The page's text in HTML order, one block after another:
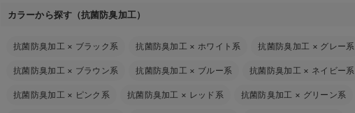
カラーから探す（抗菌防臭加工）
抗菌防臭加工 × ブラック系 抗菌防臭加工 × ホワイト系 抗菌防臭加工 × グレー系
抗菌防臭加工 × ブラウン系 抗菌防臭加工 × ブルー系 抗菌防臭加工 × ネイビー系
抗菌防臭加工 × ピンク系 抗菌防臭加工 × レッド系 抗菌防臭加工 × グリーン系